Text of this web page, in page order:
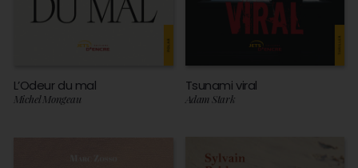
L’Odeur du mal
Michel Mongeau
Tsunami viral
Adam Stark